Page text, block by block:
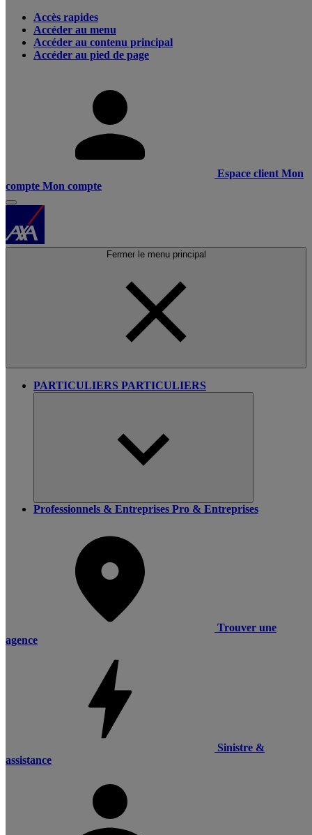
Accès rapides
Accéder au menu
Accéder au contenu principal
Accéder au pied de page
Espace client Mon
compte Mon compte
Fermer le menu principal
PARTICULIERS PARTICULIERS
Professionnels & Entreprises Pro & Entreprises
Trouver une
agence
Sinistre &
assistance